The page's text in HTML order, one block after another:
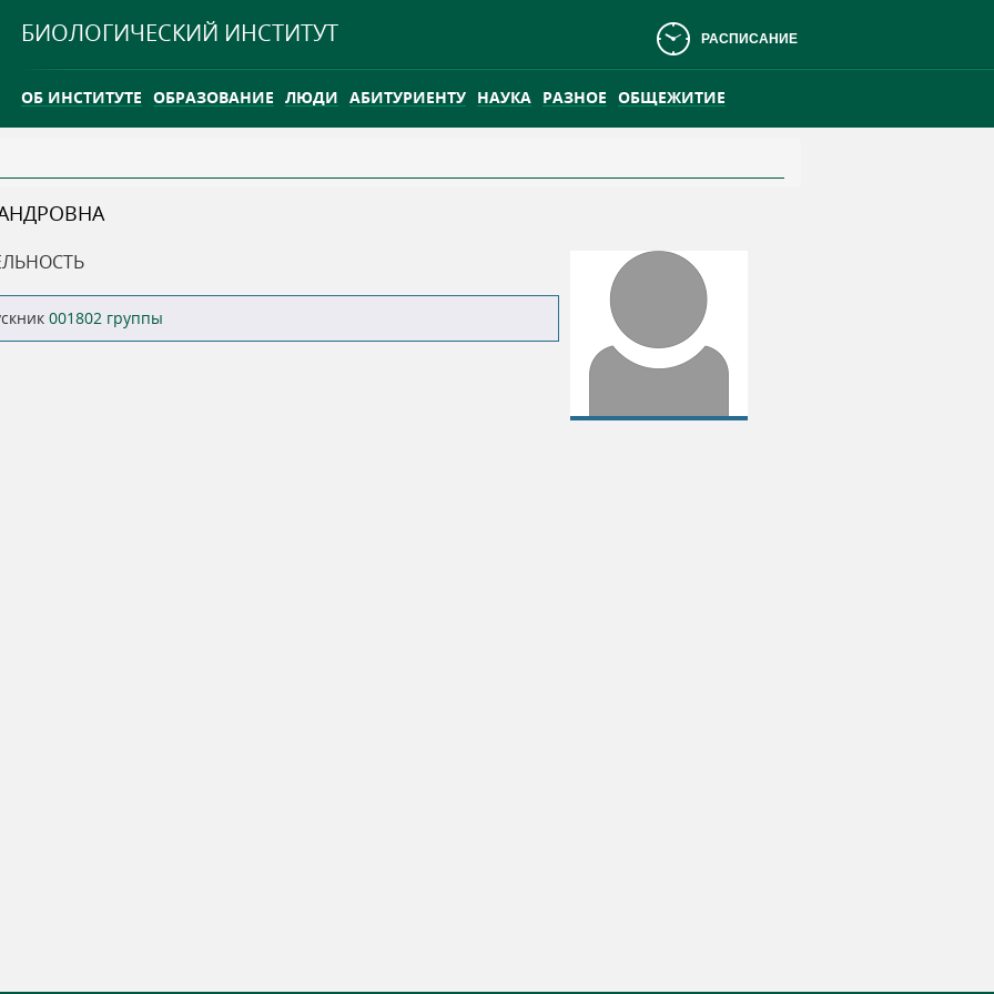
БИОЛОГИЧЕСКИЙ ИНСТИТУТ РАСПИСАНИЕ
ОБ ИНСТИТУТЕ ОБРАЗОВАНИЕ ЛЮДИ АБИТУРИЕНТУ НАУКА РАЗНОЕ ОБЩЕЖИТИЕ
ТГУ ОТКРЫЛ ИССЛЕДОВАТЕЛЬСКУЮ СТАНЦИЮ НА ВАСЮГАНСКОМ БОЛОТЕ
001802 группы